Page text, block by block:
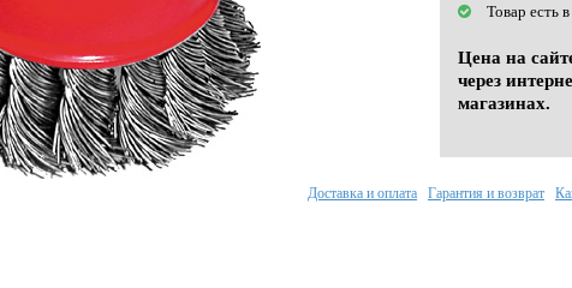
Товар есть
Цена на
через
магазинах.
Доставка и оплата Гарантия и возврат